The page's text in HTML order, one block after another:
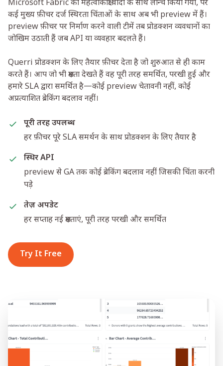
Microsoft Fabric को महत्वाकांक्षी वादों के साथ लॉन्च किया गया, पर
कई मुख्य फ़ीचर दर्ज स्थिरता चिंताओं के साथ अब भी preview में हैं।
preview फ़ीचर पर निर्माण करने वाली टीमें तब प्रोडक्शन व्यवधानों का
जोखिम उठाती हैं जब API या व्यवहार बदलते हैं।
Querri प्रोडक्शन के लिए तैयार फ़ीचर देता है जो शुरुआत से ही काम
करते हैं। आप जो भी क्षमता देखते हैं वह पूरी तरह समर्थित, परखी हुई और
हमारे SLA द्वारा समर्थित है—कोई preview चेतावनी नहीं, कोई
अप्रत्याशित ब्रेकिंग बदलाव नहीं।
पूरी तरह उपलब्ध
हर फ़ीचर पूरे SLA समर्थन के साथ प्रोडक्शन के लिए तैयार है
स्थिर API
preview से GA तक कोई ब्रेकिंग बदलाव नहीं जिसकी चिंता करनी
पड़े
तेज़ अपडेट
हर सप्ताह नई क्षमताएं, पूरी तरह परखी और समर्थित
Try It Free